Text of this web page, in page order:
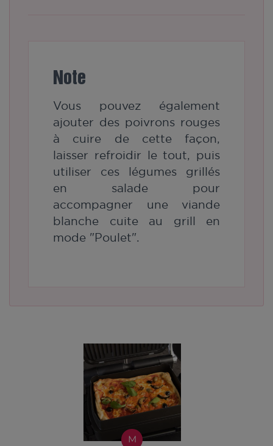
Note
Vous pouvez également
ajouter des poivrons rouges
à cuire de cette façon,
laisser refroidir le tout, puis
utiliser ces légumes grillés
en salade pour
accompagner une viande
blanche cuite au grill en
mode "Poulet".
M